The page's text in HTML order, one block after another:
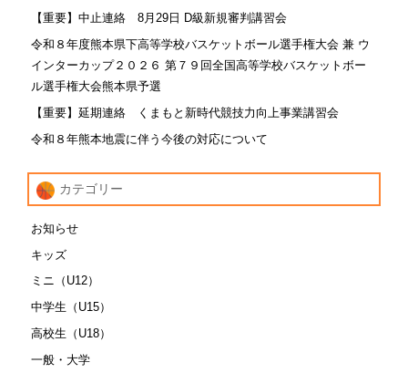
【重要】中止連絡 8月29日 D級新規審判講習会
令和８年度熊本県下高等学校バスケットボール選手権大会 兼 ウ
インターカップ２０２６ 第７９回全国高等学校バスケットボー
ル選手権大会熊本県予選
【重要】延期連絡 くまもと新時代競技力向上事業講習会
令和８年熊本地震に伴う今後の対応について
カテゴリー
お知らせ
キッズ
ミニ（U12）
中学生（U15）
高校生（U18）
一般・大学